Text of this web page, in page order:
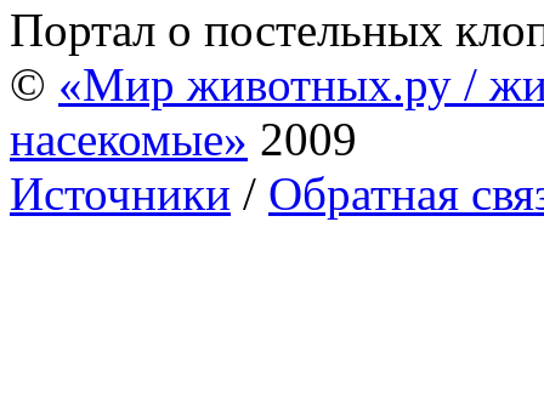
Портал о постельных
© «Мир животных.ру /
насекомые» 2009
Источники / Обратная